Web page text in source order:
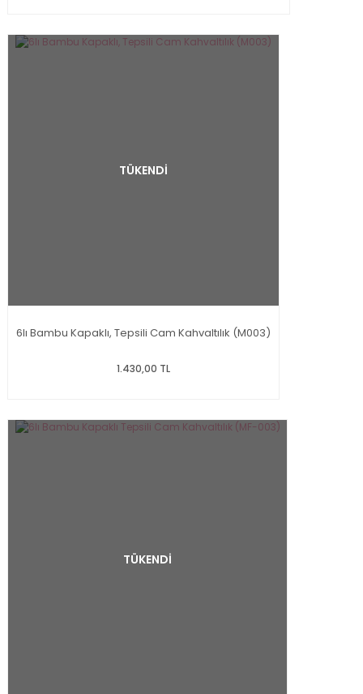
TÜKENDİ
6lı Bambu Kapaklı, Tepsili Cam Kahvaltılık (M003)
1.430,00 TL
TÜKENDİ